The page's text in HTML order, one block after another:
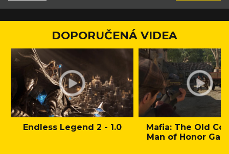
DOPORUČENÁ VIDEA
Endless Legend 2 - 1.0
Mafia: The Old
Man of Honor